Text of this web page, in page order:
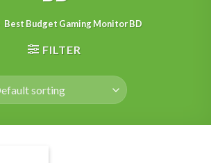
Best Budget Gaming Monitor BD
FILTER